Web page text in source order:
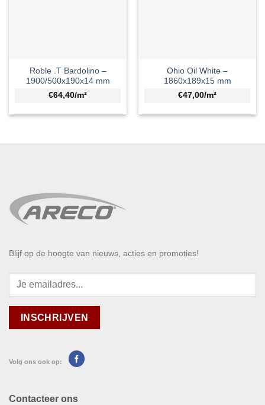
Roble .T Bardolino –
1900/500x190x14 mm
€64,40/m²
Ohio Oil White –
1860x189x15 mm
€47,00/m²
Blijf op de hoogte van nieuws, acties en promoties!
Volg ons ook op:
Contacteer ons